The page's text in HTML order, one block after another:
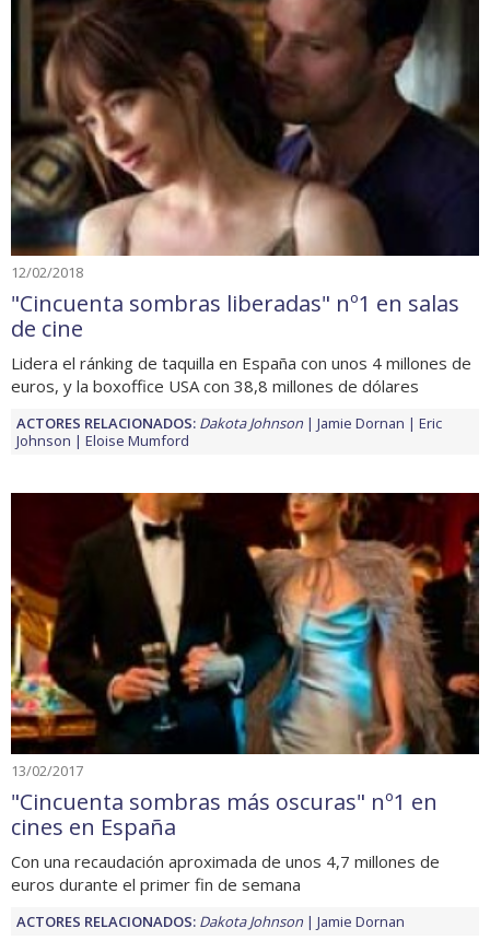
12/02/2018
"Cincuenta sombras liberadas" nº1 en salas
de cine
Lidera el ránking de taquilla en España con unos 4 millones de
euros, y la boxoffice USA con 38,8 millones de dólares
ACTORES RELACIONADOS: Dakota Johnson Jamie Dornan
Eric
Johnson
Eloise Mumford
13/02/2017
"Cincuenta sombras más oscuras" nº1 en
cines en España
Con una recaudación aproximada de unos 4,7 millones de
euros durante el primer fin de semana
ACTORES RELACIONADOS: Dakota Johnson Jamie Dornan